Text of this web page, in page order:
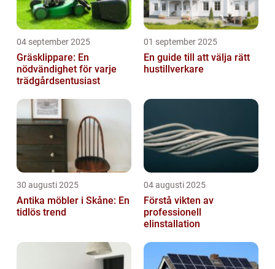
04 september 2025
Gräsklippare: En
nödvändighet för varje
trädgårdsentusiast
01 september 2025
En guide till att välja rätt
hustillverkare
30 augusti 2025
Antika möbler i Skåne: En
tidlös trend
04 augusti 2025
Förstå vikten av
professionell
elinstallation